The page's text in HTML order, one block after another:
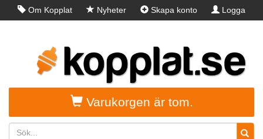
Om Kopplat Nyheter Skapa konto Logga
Varukorgen är tom.